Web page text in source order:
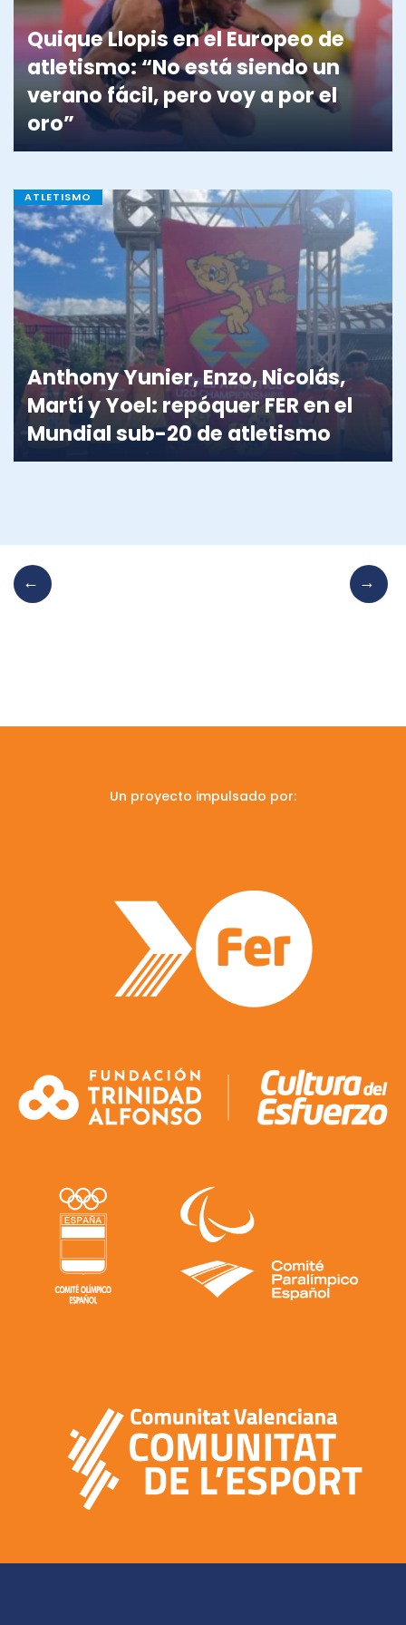
Quique Llopis en el Europeo de
atletismo: “No está siendo un
verano fácil, pero voy a por el
oro”
ATLETISMO
Anthony Yunier, Enzo, Nicolás,
Martí y Yoel: repóquer FER en el
Mundial sub-20 de atletismo
Un proyecto impulsado por: